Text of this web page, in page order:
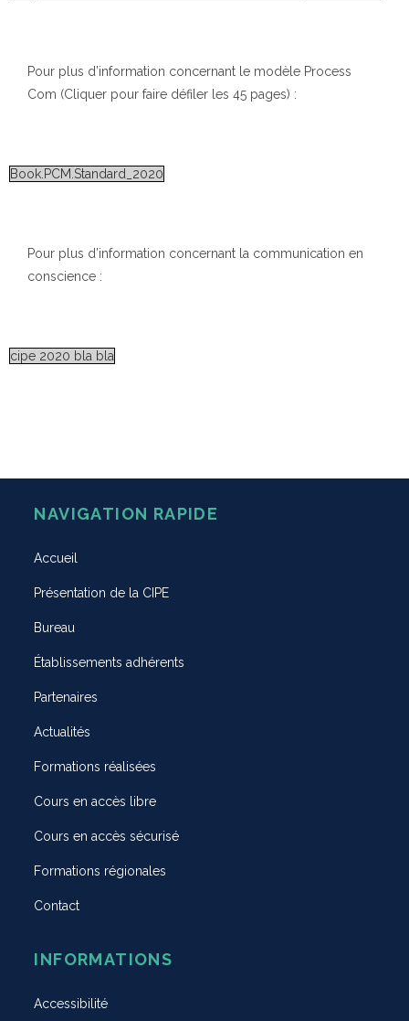
Pour plus d’information concernant le modèle Process
Com (Cliquer pour faire défiler les 45 pages) :
Book.PCM.Standard_2020
Pour plus d’information concernant la communication en
conscience :
cipe 2020 bla bla
NAVIGATION RAPIDE
Accueil
Présentation de la CIPE
Bureau
Établissements adhérents
Partenaires
Actualités
Formations réalisées
Cours en accès libre
Cours en accès sécurisé
Formations régionales
Contact
INFORMATIONS
Accessibilité